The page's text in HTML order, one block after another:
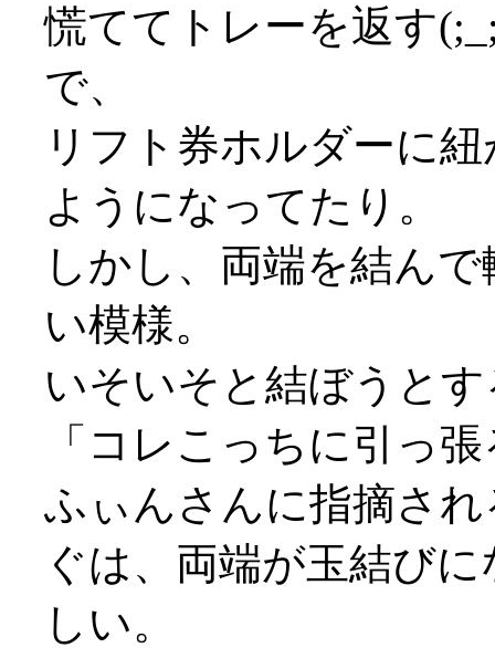
慌ててトレーを返す
で、
リフト券ホルダーに
ようになってたり。
しかし、両端を結ん
い模様。
いそいそと結ぼうと
「コレこっちに引っ
ふぃんさんに指摘され
ぐは、両端が玉結び
しい。